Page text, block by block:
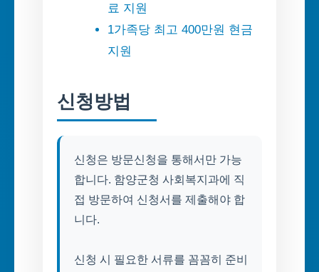
료 지원
1가족당 최고 400만원 현금
지원
신청방법
신청은 방문신청을 통해서만 가능
합니다. 함양군청 사회복지과에 직
접 방문하여 신청서를 제출해야 합
니다.
신청 시 필요한 서류를 꼼꼼히 준비